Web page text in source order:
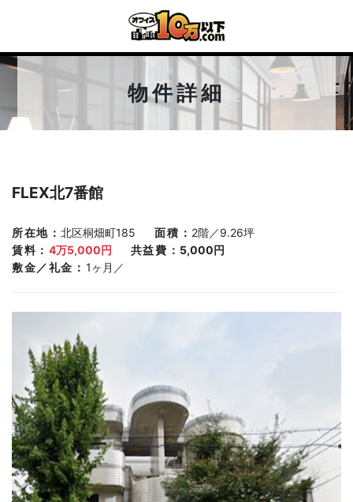
物件詳細
FLEX北7番館
所在地 北区桐畑町185 面積
2階／9.26坪
賃料
4万5,000円 共益費
5,000円
敷金／礼金
1ヶ月／